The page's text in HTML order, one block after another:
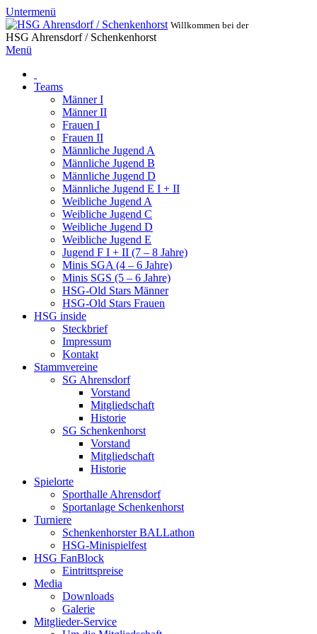
Untermenü
Willkommen bei der
HSG Ahrensdorf / Schenkenhorst
Menü
Teams
Männer I
Männer II
Frauen I
Frauen II
Männliche Jugend A
Männliche Jugend B
Männliche Jugend D
Männliche Jugend E I + II
Weibliche Jugend A
Weibliche Jugend C
Weibliche Jugend D
Weibliche Jugend E
Jugend F I + II (7 – 8 Jahre)
Minis SGA (4 – 6 Jahre)
Minis SGS (5 – 6 Jahre)
HSG-Old Stars Männer
HSG-Old Stars Frauen
HSG inside
Steckbrief
Impressum
Kontakt
Stammvereine
SG Ahrensdorf
Vorstand
Mitgliedschaft
Historie
SG Schenkenhorst
Vorstand
Mitgliedschaft
Historie
Spielorte
Sporthalle Ahrensdorf
Sportanlage Schenkenhorst
Turniere
Schenkenhorster BALLathon
HSG-Minispielfest
HSG FanBlock
Eintrittspreise
Media
Downloads
Galerie
Mitglieder-Service